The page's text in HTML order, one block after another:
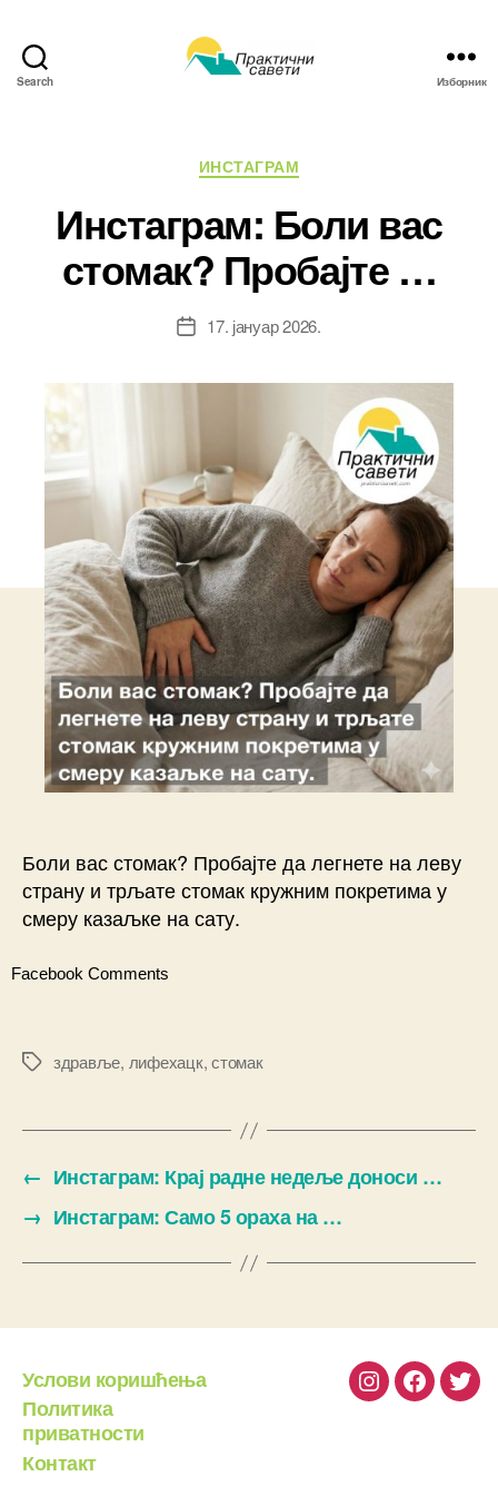
Search Изборник
Категорије
ИНСТАГРАМ
Инстаграм: Боли вас
стомак? Пробајте …
Датум17. јануар 2026.
Боли вас стомак? Пробајте да легнете на леву
страну и трљате стомак кружним покретима у
смеру казаљке на сату.
Facebook Comments
Ознакездравље, лифехацк,стомак
← Инстаграм: Крај радне недеље доноси …
→ Инстаграм: Само 5 ораха на …
Услови коришћења
Политика
приватности
Контакт
Instagram
Facebook